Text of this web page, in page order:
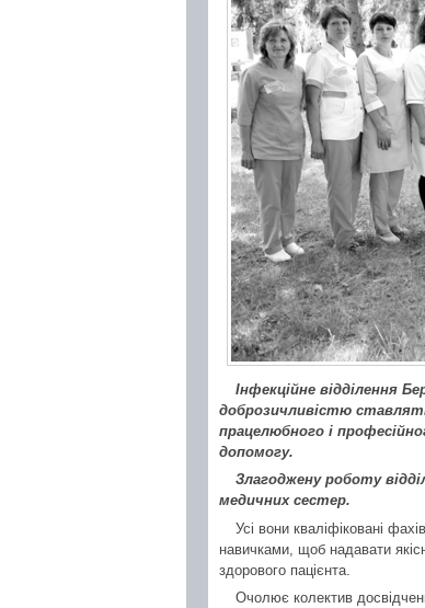
Інфекційне відділення
доброзичливістю
працелюбного і
допомогу.
Злагоджену роботу
медичних сестер.
Усі вони кваліфіковані
навичками, щоб надавати
здорового пацієнта.
Очолює колектив